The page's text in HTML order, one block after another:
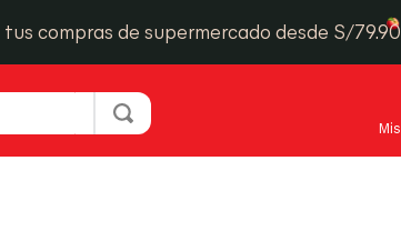
tus compras de supermercado desde S/79.90